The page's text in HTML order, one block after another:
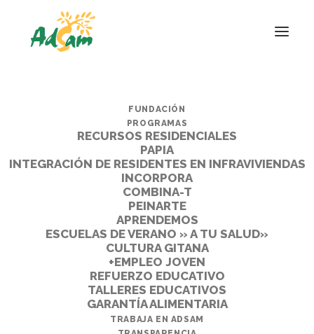
FUNDACIÓN
PROGRAMAS
RECURSOS RESIDENCIALES
PAPIA
INTEGRACIÓN DE RESIDENTES EN INFRAVIVIENDAS
INCORPORA
COMBINA-T
PEINARTE
APRENDEMOS
ESCUELAS DE VERANO » A TU SALUD»
CULTURA GITANA
+EMPLEO JOVEN
REFUERZO EDUCATIVO
TALLERES EDUCATIVOS
GARANTÍA ALIMENTARIA
TRABAJA EN ADSAM